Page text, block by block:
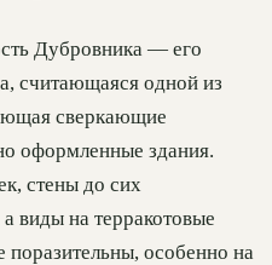
Дубровника — его
считающаяся одной из
сверкающие
оформленные здания.
стены до сих
виды на терракотовые
особенно на